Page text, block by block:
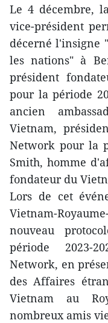
Le 4 décembre,
vice-président
décerné l'insigne
les nations" à
président
pour la période
ancien
Vietnam,
Network pour la
Smith, homme
fondateur du
Lors de cet
Vietnam-
nouveau
période 2023-
Network, en
des Affaires
Vietnam au
nombreux amis